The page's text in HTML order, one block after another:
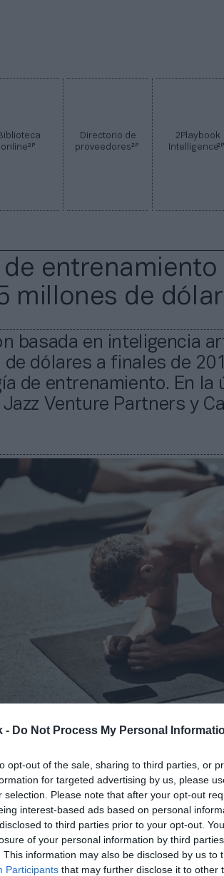
- Do Not Process My Personal
opt-out of the sale, sharing to third parties, or
for targeted advertising by us, please
selection. Please note that after your opt-out
interest-based ads based on personal
to third parties prior to your opt-out.
of your personal information by third
This information may also be disclosed by us to
Participants that may further disclose it to other
online2P
Directorio de
proveedores2P
2Playbook
Intelligence2P
de
millones de
basada en inteligencia
de dólares a finales de
de entrenamiento. En la
Venture Partners y
25 de septiembre
Guardar
al capital en plena pandemia.La
virtual ha captado 25 millones de
de los fondos Jazz Venture
de inversión KKcg. Esta ronda